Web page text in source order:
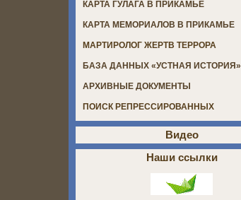
КАРТА ГУЛАГА В ПРИКАМЬЕ
КАРТА МЕМОРИАЛОВ В ПРИКАМЬЕ
МАРТИРОЛОГ ЖЕРТВ ТЕРРОРА
БАЗА ДАННЫХ «УСТНАЯ ИСТОРИЯ»
АРХИВНЫЕ ДОКУМЕНТЫ
ПОИСК РЕПРЕССИРОВАННЫХ
Видео
Наши ссылки